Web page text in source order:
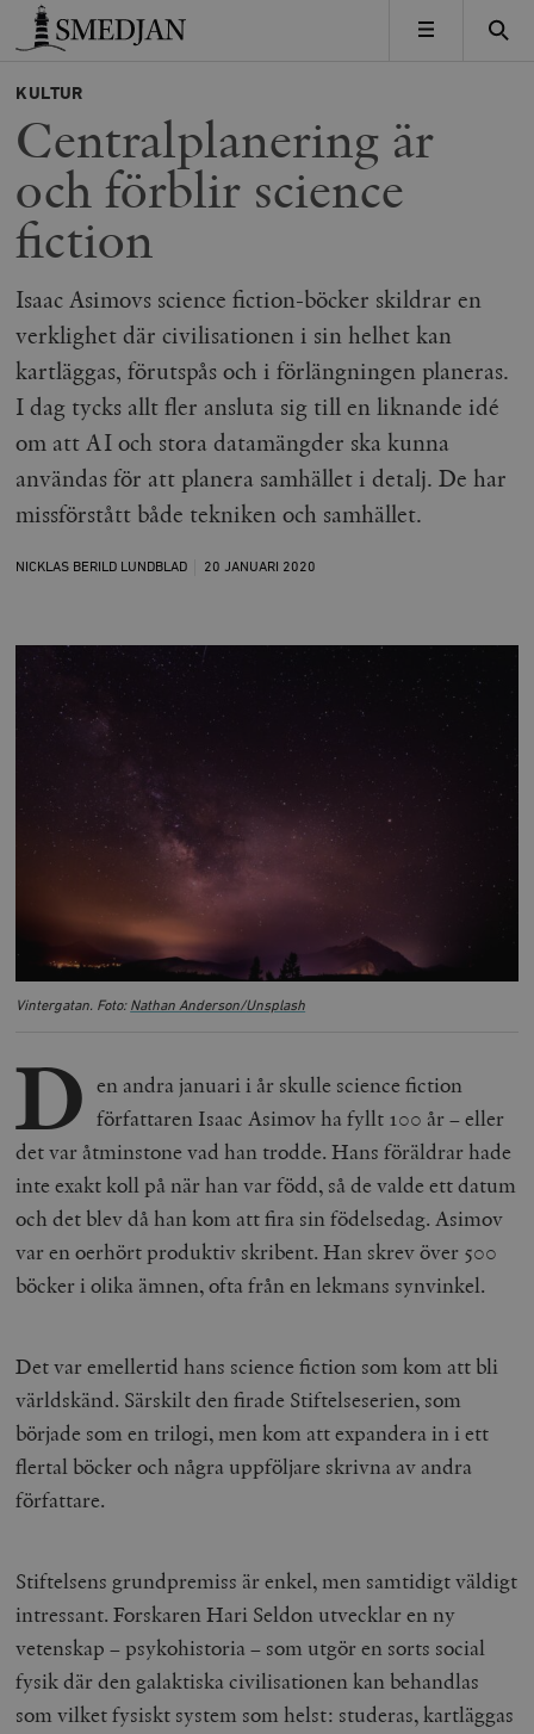
Timbro
MENY
KULTUR
Centralplanering är
och förblir science
fiction
Isaac Asimovs science fiction-böcker skildrar en
verklighet där civilisationen i sin helhet kan
kartläggas, förutspås och i förlängningen planeras.
I dag tycks allt fler ansluta sig till en liknande idé
om att AI och stora datamängder ska kunna
användas för att planera samhället i detalj. De har
missförstått både tekniken och samhället.
NICKLAS BERILD LUNDBLAD 20 JANUARI 2020
Vintergatan. Foto: Nathan Anderson/Unsplash
D en andra januari i år skulle science fiction
författaren Isaac Asimov ha fyllt 100 år – eller
det var åtminstone vad han trodde. Hans föräldrar hade
inte exakt koll på när han var född, så de valde ett datum
och det blev då han kom att fira sin födelsedag. Asimov
var en oerhört produktiv skribent. Han skrev över 500
böcker i olika ämnen, ofta från en lekmans synvinkel.
Det var emellertid hans science fiction som kom att bli
världskänd. Särskilt den firade Stiftelseserien, som
började som en trilogi, men kom att expandera in i ett
flertal böcker och några uppföljare skrivna av andra
författare.
Stiftelsens grundpremiss är enkel, men samtidigt väldigt
intressant. Forskaren Hari Seldon utvecklar en ny
vetenskap – psykohistoria – som utgör en sorts social
fysik där den galaktiska civilisationen kan behandlas
som vilket fysiskt system som helst: studeras, kartläggas